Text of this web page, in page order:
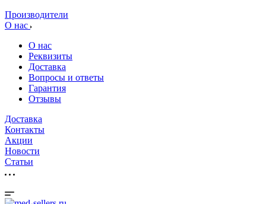
Производители
О нас
О нас
Реквизиты
Доставка
Вопросы и ответы
Гарантия
Отзывы
Доставка
Контакты
Акции
Новости
Cтатьи